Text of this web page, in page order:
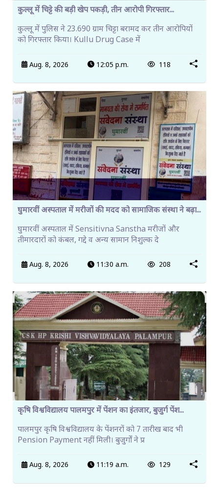
कुल्लू में चिट्टे की बड़ी खेप पकड़ी, तीन आरोपी गिरफ्तार...
कुल्लू में पुलिस ने 23.690 ग्राम चिट्टा बरामद कर तीन आरोपियों
को गिरफ्तार किया। Kullu Drug Case में
Aug. 8, 2026 12:05 p.m. 118
घुमारवीं अस्पताल में मरीजों की मदद को सामाजिक संस्था ने बढ़ा...
घुमारवीं अस्पताल में Sensitivna Sanstha मरीजों और
तीमारदारों को कंबल, गद्दे व अन्य सामान निशुल्क दे
Aug. 8, 2026 11:30 a.m. 208
कृषि विश्वविद्यालय पालमपुर में पेंशन का इंतजार, बुजुर्ग पेंश...
पालमपुर कृषि विश्वविद्यालय के पेंशनरों को 7 तारीख बाद भी
Pension Payment नहीं मिली। बुजुर्गों ने प्र
Aug. 8, 2026 11:19 a.m. 129